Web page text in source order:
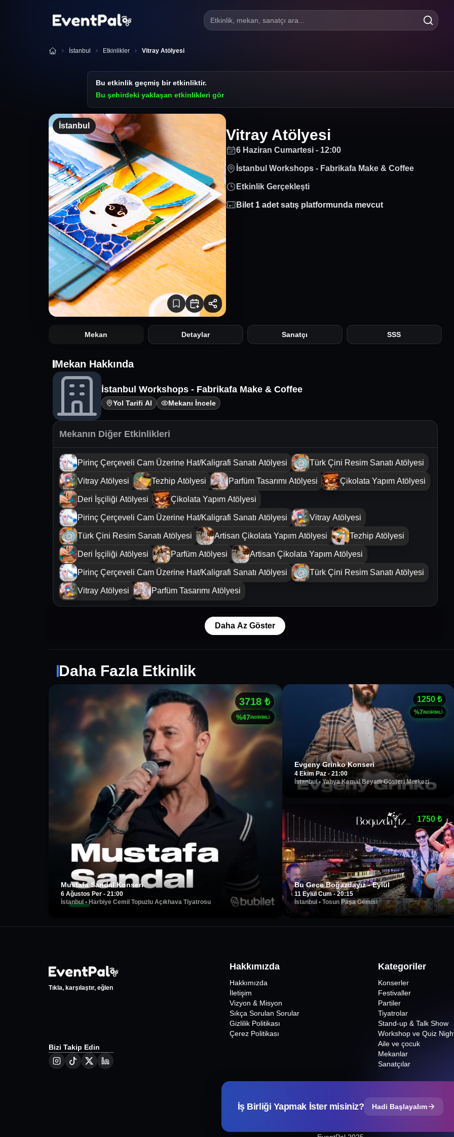
Etkinlik, mekan, sanatçı ara...
İstanbul Etkinlikler Vitray Atölyesi
Bu etkinlik geçmiş bir etkinliktir.
Bu şehirdeki yaklaşan etkinlikleri gör
İstanbul
Vitray Atölyesi
6 Haziran Cumartesi - 12:00
İstanbul Workshops - Fabrikafa Make & Coffee
Etkinlik Gerçekleşti
Bilet 1 adet satış platformunda mevcut
Mekan Detaylar Sanatçı SSS
Mekan Hakkında
İstanbul Workshops - Fabrikafa Make & Coffee
Yol Tarifi Al Mekanı İncele
Mekanın Diğer Etkinlikleri
Pirinç Çerçeveli Cam Üzerine Hat/Kaligrafi Sanatı Atölyesi Türk Çini Resim Sanatı Atölyesi
Vitray Atölyesi Tezhip Atölyesi Parfüm Tasarımı Atölyesi Çikolata Yapım Atölyesi
Deri İşçiliği Atölyesi Çikolata Yapım Atölyesi
Pirinç Çerçeveli Cam Üzerine Hat/Kaligrafi Sanatı Atölyesi Vitray Atölyesi
Türk Çini Resim Sanatı Atölyesi Artisan Çikolata Yapım Atölyesi Tezhip Atölyesi
Deri İşçiliği Atölyesi Parfüm Atölyesi Artisan Çikolata Yapım Atölyesi
Pirinç Çerçeveli Cam Üzerine Hat/Kaligrafi Sanatı Atölyesi Türk Çini Resim Sanatı Atölyesi
Vitray Atölyesi Parfüm Tasarımı Atölyesi
Daha Az Göster
Daha Fazla Etkinlik
3718₺
%47İNDİRİMLİ
Mustafa Sandal Konseri
6 Ağustos Per - 21:00
İstanbul • Harbiye Cemil Topuzlu Açıkhava Tiyatrosu
1250 ₺
%7İNDİRİMLİ
Evgeny Grinko Konseri
4 Ekim Paz - 21:00
İstanbul•Yahya Kemal Beyatlı Gösteri Merkezi
1750 ₺
Bu Gece Boğazdayız - Eylül
11 Eylül Cum - 20:15
İstanbul• Tosun Paşa Gemisi
Tıkla, karşılaştır, eğlen
Bizi Takip Edin
Hakkımızda
Hakkımızda
İletişim
Vizyon & Misyon
Sıkça Sorulan Sorular
Gizlilik Politikası
Çerez Politikası
Kategoriler
Konserler
Festivaller
Partiler
Tiyatrolar
Stand-up & Talk Show
Workshop ve Quiz
Aile ve çocuk
Mekanlar
Sanatçılar
İş Birliği Yapmak İster misiniz? Hadi Başlayalım